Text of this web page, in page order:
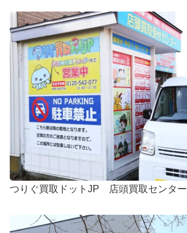
つりぐ買取ドットJP 店頭買取センター